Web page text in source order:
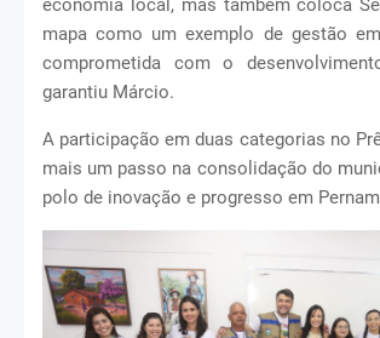
economia local, mas também coloca
mapa como um exemplo de gestão
comprometida com o
garantiu Márcio.
A participação em duas categorias no
mais um passo na consolidação do
polo de inovação e progresso em